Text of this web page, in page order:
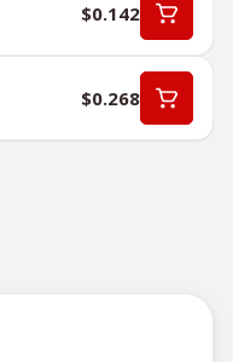
$0.142
$0.268